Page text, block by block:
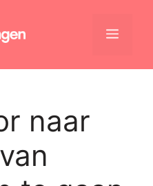
Menu
naar